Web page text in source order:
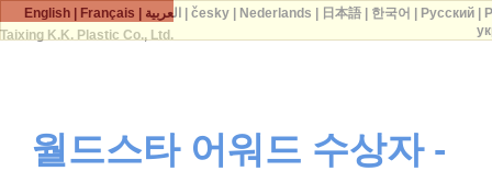
Taixing K.K. Plastic Co., Ltd.
월드스타 어워드 수상자 -
English Français العربية |česky Nederlands 日本語 한국어 Русский